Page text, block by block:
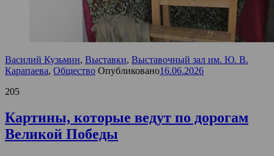
Василий Кузьмин, Выставки, Выставочный зал им. Ю. В.
Карапаева, Общество Опубликовано16.06.2026
205
Картины, которые ведут по дорогам
Великой Победы